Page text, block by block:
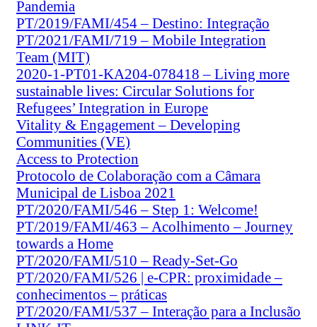
Pandemia
PT/2019/FAMI/454 – Destino: Integração
PT/2021/FAMI/719 – Mobile Integration
Team (MIT)
2020-1-PT01-KA204-078418 – Living more
sustainable lives: Circular Solutions for
Refugees’ Integration in Europe
Vitality & Engagement – Developing
Communities (VE)
Access to Protection
Protocolo de Colaboração com a Câmara
Municipal de Lisboa 2021
PT/2020/FAMI/546 – Step 1: Welcome!
PT/2019/FAMI/463 – Acolhimento – Journey
towards a Home
PT/2020/FAMI/510 – Ready-Set-Go
PT/2020/FAMI/526 | e-CPR: proximidade –
conhecimentos – práticas
PT/2020/FAMI/537 – Interação para a Inclusão